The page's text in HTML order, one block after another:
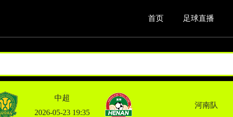
首页 足球直播
中超
2026-05-23 19:35
河南队